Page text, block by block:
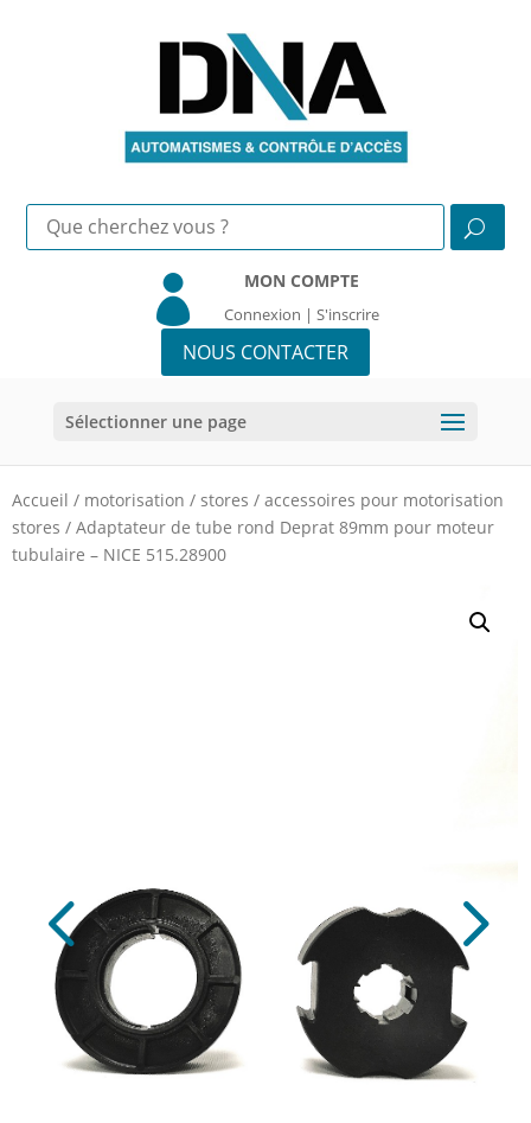
 MON COMPTE
Connexion | S'inscrire
NOUS CONTACTER
Sélectionner une page
Accueil / motorisation / stores / accessoires pour motorisation
stores / Adaptateur de tube rond Deprat 89mm pour moteur
tubulaire – NICE 515.28900